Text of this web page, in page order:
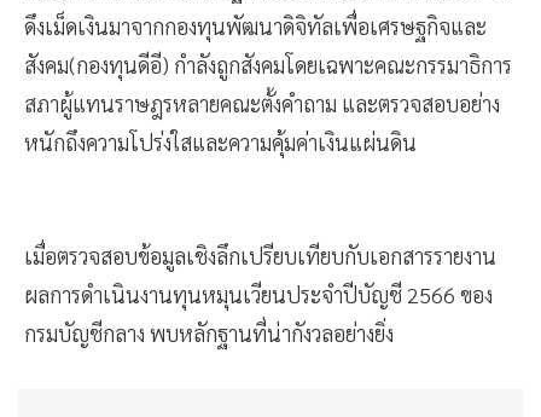
กรรมการดิจิทัลเพื่อเศรษฐกิจและสังคมแห่งชาติ (สดช.) ซึ่ง
ดึงเม็ดเงินมาจากกองทุนพัฒนาดิจิทัลเพื่อเศรษฐกิจและ
สังคม(กองทุนดีอี) กำลังถูกสังคมโดยเฉพาะคณะกรรมาธิการ
สภาผู้แทนราษฎรหลายคณะตั้งคำถาม และตรวจสอบอย่าง
เมื่อตรวจสอบข้อมูลเชิงลึกเปรียบเทียบกับเอกสารรายงาน
ผลการดำเนินงานทุนหมุนเวียนประจำปีบัญชี 2566 ของ